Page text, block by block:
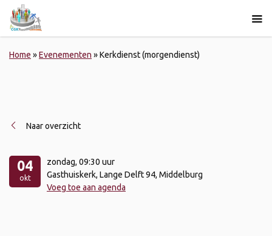
Home »Evenementen »Kerkdienst (morgendienst)
Naar overzicht
04
okt
zondag, 09:30 uur
Gasthuiskerk, Lange Delft 94, Middelburg
Voeg toe aan agenda